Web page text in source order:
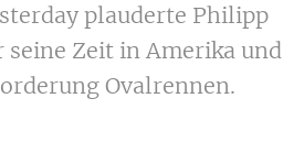
plauderte Philipp
seine Zeit in Amerika und
Ovalrennen.